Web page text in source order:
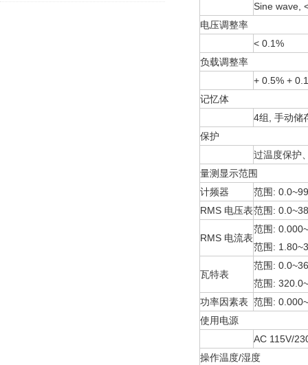
Sine wave,
电压调整率
< 0.1%
负载调整率
+ 0.5% +
记忆体
4组, 手动储
保护
过温度保护
量测显示范围
计频器
范围:
RMS 电压表范围:
RMS 电流表
范围:
范围:
瓦特表
范围:
范围:
功率因素表 范围:
使用电源
AC 115V/
操作温度/湿度